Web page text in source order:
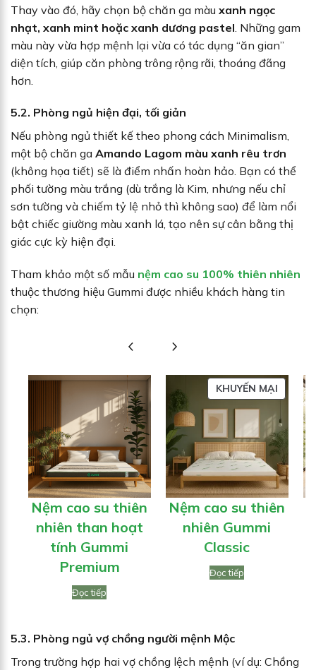
Thay vào đó, hãy chọn bộ chăn ga màu xanh ngọc
nhạt, xanh mint hoặc xanh dương pastel . Những gam
màu này vừa hợp mệnh lại vừa có tác dụng “ăn gian”
diện tích, giúp căn phòng trông rộng rãi, thoáng đãng
hơn.
5.2. Phòng ngủ hiện đại, tối giản
Nếu phòng ngủ thiết kế theo phong cách Minimalism,
một bộ chăn ga Amando Lagom màu xanh rêu trơn
(không họa tiết) sẽ là điểm nhấn hoàn hảo. Bạn có thể
phối tường màu trắng (dù trắng là Kim, nhưng nếu chỉ
sơn tường và chiếm tỷ lệ nhỏ thì không sao) để làm nổi
bật chiếc giường màu xanh lá, tạo nên sự cân bằng thị
giác cực kỳ hiện đại.
Tham khảo một số mẫu nệm cao su 100% thiên nhiên
thuộc thương hiệu Gummi được nhiều khách hàng tin
chọn:
Nệm cao su thiên
nhiên than hoạt
tính Gummi
Premium
Đọc tiếp
KHUYẾN MẠISẢN
PHẨM
ĐANG
GIẢM
GIÁ
Nệm cao su thiên
nhiên Gummi
Classic
Đọc tiếp
5.3. Phòng ngủ vợ chồng người mệnh Mộc
Trong trường hợp hai vợ chồng lệch mệnh (ví dụ: Chồng